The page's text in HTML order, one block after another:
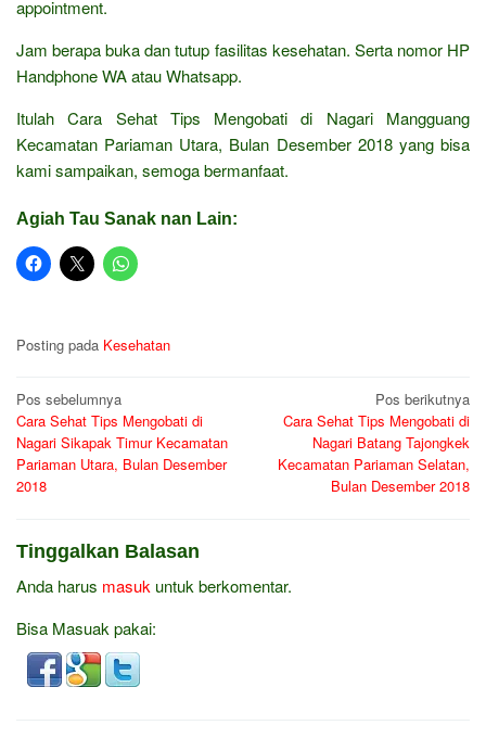
appointment.
Jam berapa buka dan tutup fasilitas kesehatan. Serta nomor HP
Handphone WA atau Whatsapp.
Itulah Cara Sehat Tips Mengobati di Nagari Mangguang
Kecamatan Pariaman Utara, Bulan Desember 2018 yang bisa
kami sampaikan, semoga bermanfaat.
Agiah Tau Sanak nan Lain:
Posting pada Kesehatan
Navigasi
pos
Pos sebelumnya
Cara Sehat Tips Mengobati di
Nagari Sikapak Timur Kecamatan
Pariaman Utara, Bulan Desember
2018
Pos berikutnya
Cara Sehat Tips Mengobati di
Nagari Batang Tajongkek
Kecamatan Pariaman Selatan,
Bulan Desember 2018
Tinggalkan Balasan
Anda harus masuk untuk berkomentar.
Bisa Masuak pakai: